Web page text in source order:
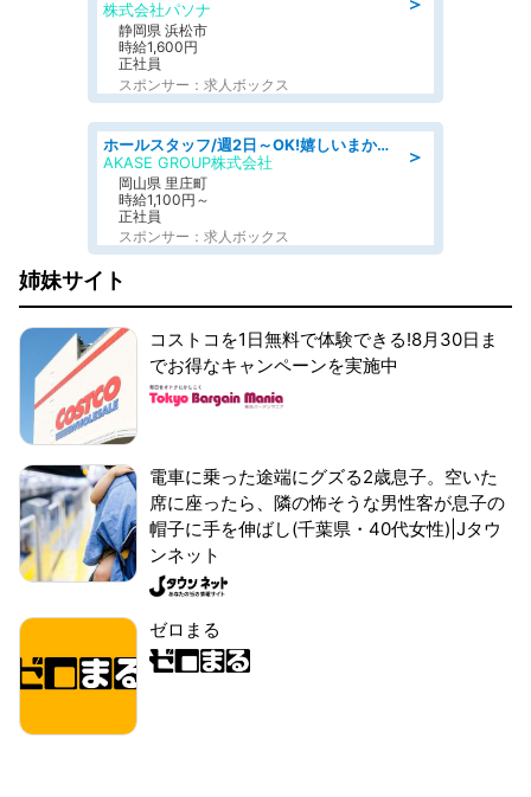
株式会社パソナ
静岡県 浜松市
時給1,600円
正社員
スポンサー：求人ボックス
＞
ホールスタッフ/週2日～OK!嬉しいまかない付き/岡山県/浅口郡里庄町
AKASE GROUP株式会社
岡山県 里庄町
時給1,100円～
正社員
スポンサー：求人ボックス
姉妹サイト
コストコを1日無料で体験できる!8月30日ま
でお得なキャンペーンを実施中
電車に乗った途端にグズる2歳息子。空いた
席に座ったら、隣の怖そうな男性客が息子の
帽子に手を伸ばし(千葉県・40代女性)|Jタウ
ンネット
ゼロまる